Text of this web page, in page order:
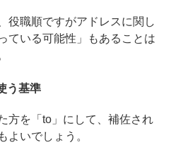
役職順ですがアドレスに関し
ている可能性」もあることは
う基準
方を「to」にして、補佐され
よいでしょう。